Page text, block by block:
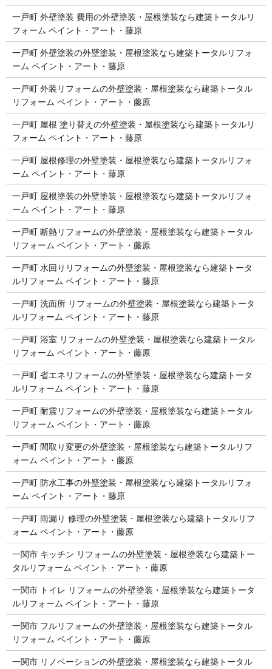
一戸町 外壁塗装 費用の外壁塗装・屋根塗装なら建築トータルリ
フォーム ペイント・アート・藤原
一戸町 外壁塗装の外壁塗装・屋根塗装なら建築トータルリフォ
ーム ペイント・アート・藤原
一戸町 外装リフォームの外壁塗装・屋根塗装なら建築トータル
リフォーム ペイント・アート・藤原
一戸町 屋根 塗り替えの外壁塗装・屋根塗装なら建築トータルリ
フォーム ペイント・アート・藤原
一戸町 屋根修理の外壁塗装・屋根塗装なら建築トータルリフォ
ーム ペイント・アート・藤原
一戸町 屋根塗装の外壁塗装・屋根塗装なら建築トータルリフォ
ーム ペイント・アート・藤原
一戸町 断熱リフォームの外壁塗装・屋根塗装なら建築トータル
リフォーム ペイント・アート・藤原
一戸町 水回りリフォームの外壁塗装・屋根塗装なら建築トータ
ルリフォーム ペイント・アート・藤原
一戸町 洗面所 リフォームの外壁塗装・屋根塗装なら建築トータ
ルリフォーム ペイント・アート・藤原
一戸町 浴室 リフォームの外壁塗装・屋根塗装なら建築トータル
リフォーム ペイント・アート・藤原
一戸町 省エネリフォームの外壁塗装・屋根塗装なら建築トータ
ルリフォーム ペイント・アート・藤原
一戸町 耐震リフォームの外壁塗装・屋根塗装なら建築トータル
リフォーム ペイント・アート・藤原
一戸町 間取り変更の外壁塗装・屋根塗装なら建築トータルリフ
ォーム ペイント・アート・藤原
一戸町 防水工事の外壁塗装・屋根塗装なら建築トータルリフォ
ーム ペイント・アート・藤原
一戸町 雨漏り 修理の外壁塗装・屋根塗装なら建築トータルリフ
ォーム ペイント・アート・藤原
一関市 キッチン リフォームの外壁塗装・屋根塗装なら建築トー
タルリフォーム ペイント・アート・藤原
一関市 トイレ リフォームの外壁塗装・屋根塗装なら建築トータ
ルリフォーム ペイント・アート・藤原
一関市 フルリフォームの外壁塗装・屋根塗装なら建築トータル
リフォーム ペイント・アート・藤原
一関市 リノベーションの外壁塗装・屋根塗装なら建築トータル